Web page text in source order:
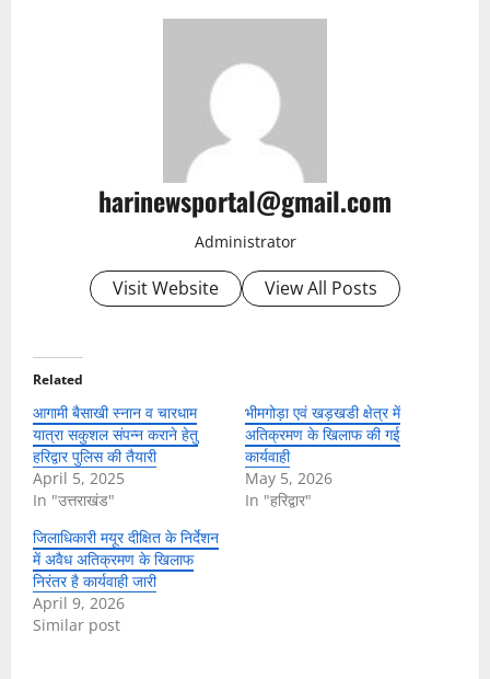
harinewsportal@gmail.com
Administrator
Visit Website View All Posts
Related
आगामी बैसाखी स्नान व चारधाम
यात्रा सकुशल संपन्न कराने हेतु
हरिद्वार पुलिस की तैयारी
April 5, 2025
In "उत्तराखंड"
भीमगोड़ा एवं खड़खडी क्षेत्र में
अतिक्रमण के खिलाफ की गई
कार्यवाही
May 5, 2026
In "हरिद्वार"
जिलाधिकारी मयूर दीक्षित के निर्देशन
में अवैध अतिक्रमण के खिलाफ
निरंतर है कार्यवाही जारी
April 9, 2026
Similar post